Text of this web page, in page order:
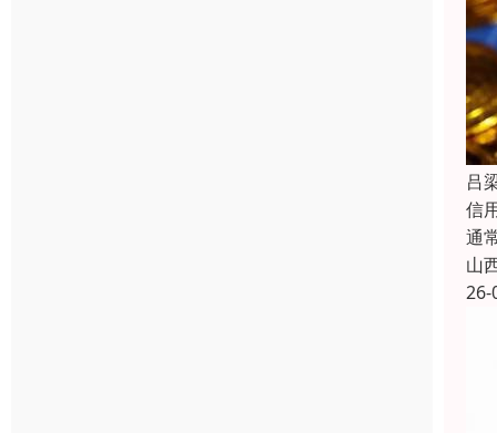
吕
信
通
山
26-